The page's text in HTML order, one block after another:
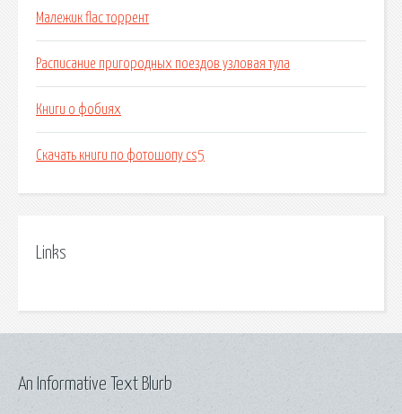
Малежик flac торрент
Расписание пригородных поездов узловая тула
Книги о фобиях
Скачать книги по фотошопу cs5
Links
An Informative Text Blurb